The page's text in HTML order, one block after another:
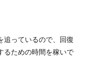
追っているので、回復
るための時間を稼いで